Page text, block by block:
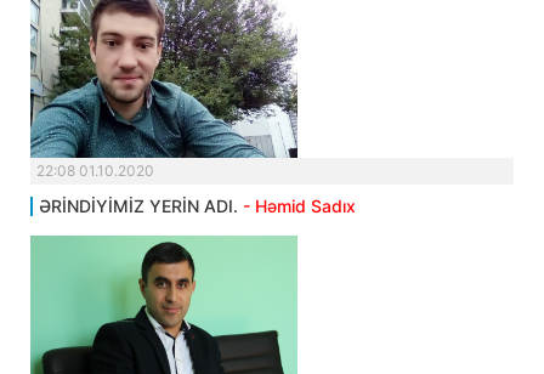
22:08 01.10.2020
ƏRİNDİYİMİZ YERİN ADI. - Həmid Sadıx